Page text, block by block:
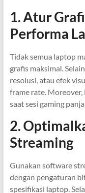
1. Atur
Performa
Tidak semua laptop
grafis maksimal.
resolusi, atau efek
frame rate.
saat sesi gaming
2.
Streaming
Gunakan software
dengan pengaturan
spesifikasi laptop.